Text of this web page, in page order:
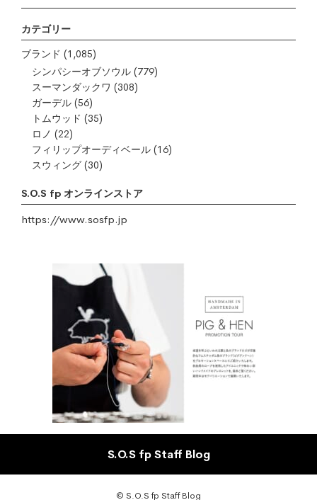
カテゴリー
ブランド (1,085)
シンパシーオブソウル (779)
スーマンダックワ (308)
ガーデル (56)
トムウッド (35)
ロノ (22)
フィリップオーディベール (16)
スウィング (30)
S.O.S fp オンラインストア
https://www.sosfp.jp
S.O.S fp Staff Blog
© S.O.S fp Staff Blog